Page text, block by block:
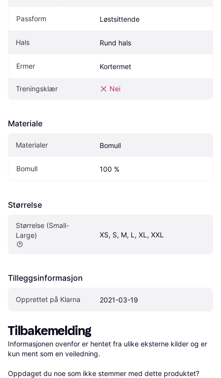
Passform Løstsittende
Hals Rund hals
Ermer Kortermet
Treningsklær Nei
Materiale
Materialer Bomull
Bomull 100 %
Størrelse
Størrelse (Small-
Large)
XS, S, M, L, XL, XXL
Tilleggsinformasjon
Opprettet på Klarna 2021-03-19
Tilbakemelding
Informasjonen ovenfor er hentet fra ulike eksterne kilder og er
kun ment som en veiledning.
Oppdaget du noe som ikke stemmer med dette produktet?